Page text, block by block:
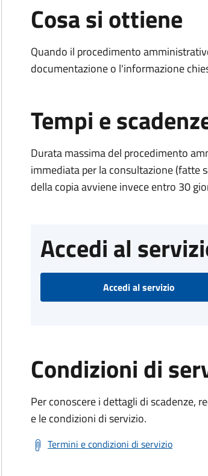
Cosa si ottiene
Quando il procedimento
documentazione o l'informazione
Tempi e
Durata massima del procedimento
immediata per la consultazione (fatte
della copia avviene invece entro 30
Accedi al
Accedi al servizio
Condizioni di
Per conoscere i dettagli di scadenze,
e le condizioni di servizio.
Termini e condizioni di servizio